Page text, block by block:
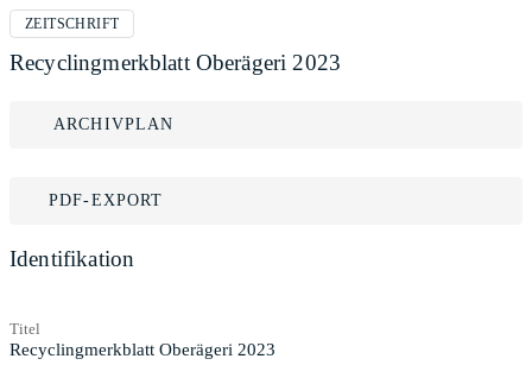
ZEITSCHRIFT
Recyclingmerkblatt Oberägeri 2023
ARCHIVPLAN
PDF-EXPORT
Identifikation
Titel
Recyclingmerkblatt Oberägeri 2023